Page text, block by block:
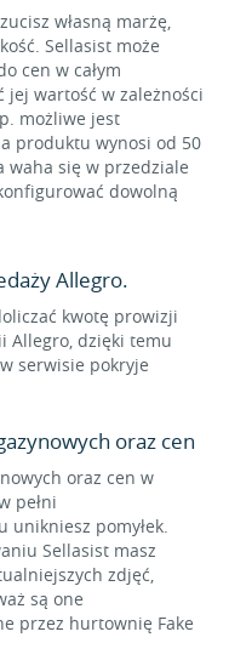
własną marżę,
Sellasist może
cen w całym
jej wartość w zależności
możliwe jest
produktu wynosi od 50
waha się w przedziale
dowolną
Allegro.
kwotę prowizji
Allegro, dzięki temu
serwisie pokryje
oraz cen
oraz cen w
pełni
unikniesz pomyłek.
Sellasist masz
zdjęć,
są one
przez hurtownię Fake